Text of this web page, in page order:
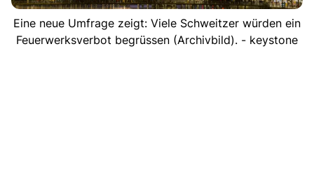
Eine neue Umfrage zeigt: Viele Schweitzer würden ein
Feuerwerksverbot begrüssen (Archivbild). - keystone